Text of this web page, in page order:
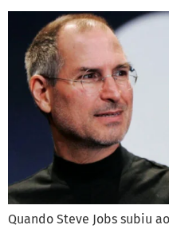
Quando Steve Jobs subiu